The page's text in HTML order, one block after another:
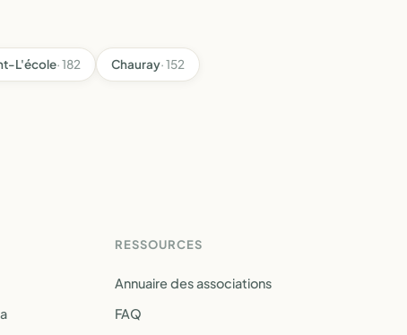
L'école· 182 Chauray· 152
RESSOURCES
Annuaire des associations
FAQ